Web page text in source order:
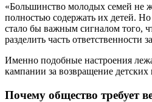
«Большинство молодых семей не
полностью содержать их детей.
стало бы важным сигналом того,
разделить часть ответственности
Именно подобные настроения
кампании за возвращение детских
Почему общество требует